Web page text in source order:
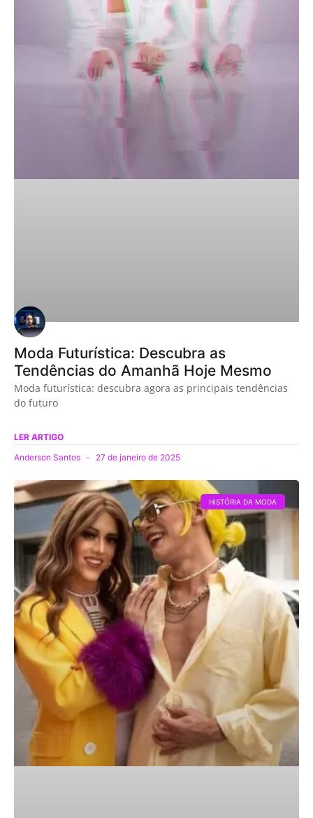
Moda Futurística: Descubra as
Tendências do Amanhã Hoje Mesmo
Moda futurística: descubra agora as principais tendências
do futuro
LER ARTIGO
Anderson Santos
27 de janeiro de 2025
HISTÓRIA DA MODA